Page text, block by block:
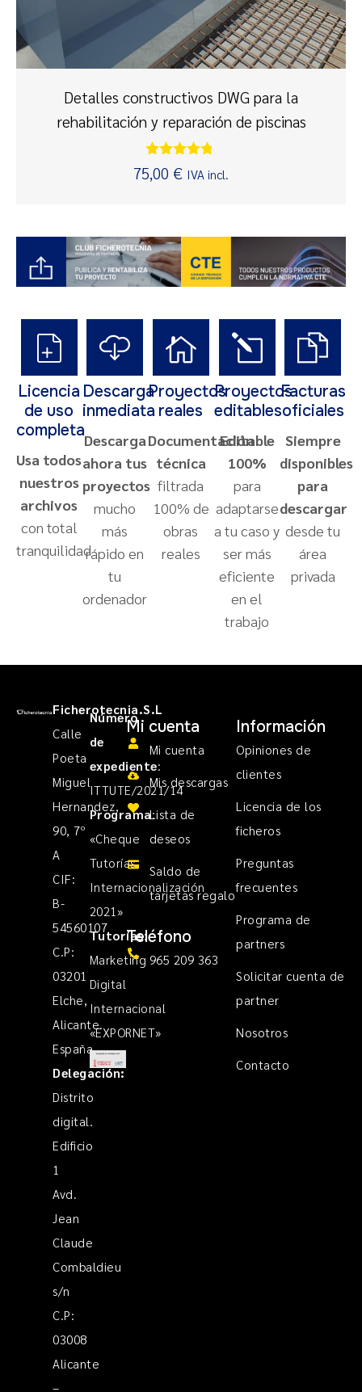
Detalles constructivos DWG para la
rehabilitación y reparación de piscinas
Valorado
con
75,00 € IVA incl.
Licencia
de uso
completa
Usa todos
nuestros
archivos
con total
tranquilidad
Descarga
inmediata
Descarga
ahora tus
proyectos
mucho
más
rápido en
tu
ordenador
Proyectos
reales
Documentación
técnica
filtrada
100% de
obras
reales
Proyectos
editables
Editable
100%
para
adaptarse
a tu caso y
ser más
eficiente
en el
trabajo
Facturas
oficiales
Siempre
disponibles
para
descargar
desde tu
área
privada
Ficherotecnia.S.L
Calle
Poeta
Miguel
Hernandez,
90, 7º
A
CIF:
B-
54560107
C.P:
03201
Elche,
Alicante.
España
Delegación:
Distrito
digital.
Edificio
1
Avd.
Jean
Claude
Combaldieu
s/n
C.P:
03008
Alicante
–
Número
de
expediente:
ITTUTE/2021/14
Programa:
«Cheque
Tutorías
Internacionalización
2021»
Tutorías:
Marketing
Digital
Internacional
«EXPORNET»
Mi cuenta
Mi cuenta
Mis descargas
Lista de
deseos
Saldo de
tarjetas regalo
Teléfono
965 209 363
Información
Opiniones de
clientes
Licencia de los
ficheros
Preguntas
frecuentes
Programa de
partners
Solicitar cuenta de
partner
Nosotros
Contacto